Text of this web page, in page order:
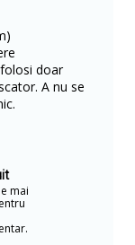
doar
A nu se
mai